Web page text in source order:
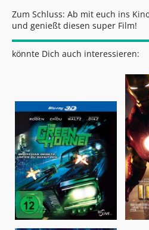
Zum Schluss: Ab mit euch ins
und genießt diesen super Film!
könnte Dich auch interessieren: